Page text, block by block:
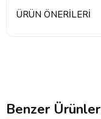
ÜRÜN ÖNERILERI
Benzer Ürünler